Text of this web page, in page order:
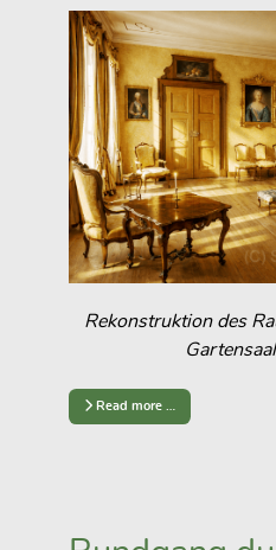
Rekonstruktion des
Read more …